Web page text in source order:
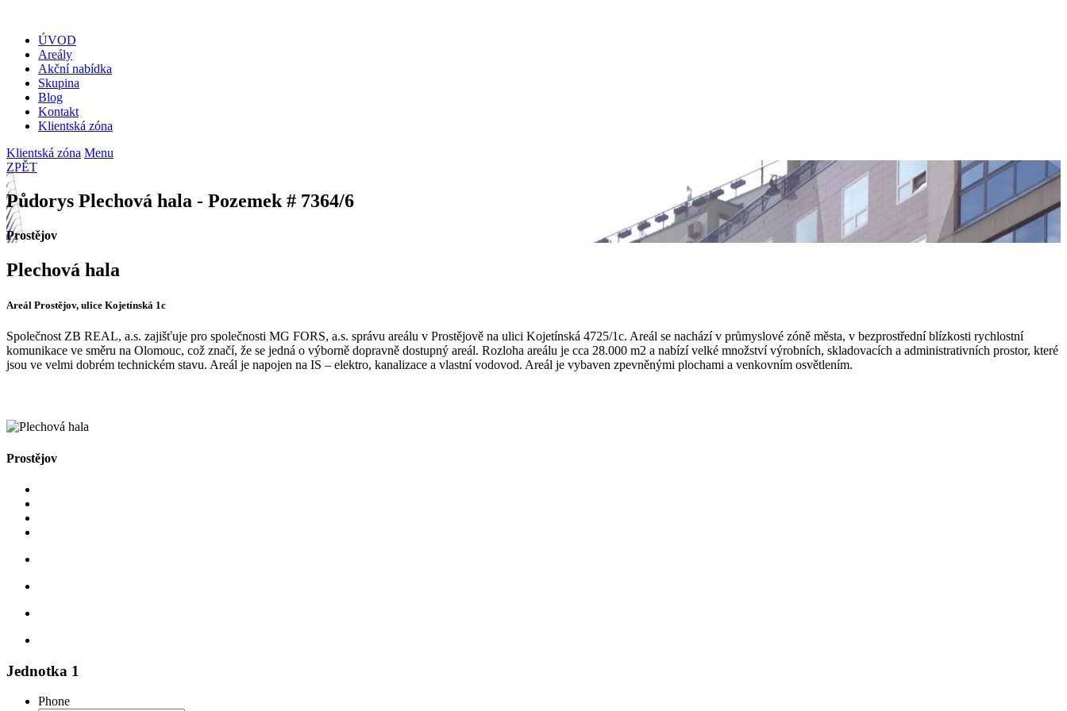
ÚVOD
Areály
Akční nabídka
Skupina
Blog
Kontakt
Klientská zóna
Klientská zóna Menu
ZPĚT
Půdorys Plechová hala - Pozemek # 7364/6
Prostějov
Plechová hala
Areál Prostějov, ulice Kojetínská 1c
Společnost ZB REAL, a.s. zajišťuje pro společnosti MG FORS, a.s. správu areálu v Prostějově na ulici Kojetínská 4725/1c. Areál se nachází v průmyslové zóně města, v bezprostřední blízkosti rychlostní
komunikace ve směru na Olomouc, což značí, že se jedná o výborně dopravně dostupný areál. Rozloha areálu je cca 28.000 m2 a nabízí velké množství výrobních, skladovacích a administrativních prostor, které
jsou ve velmi dobrém technickém stavu. Areál je napojen na IS – elektro, kanalizace a vlastní vodovod. Areál je vybaven zpevněnými plochami a venkovním osvětlením.
Prostějov
Jednotka 1
Phone